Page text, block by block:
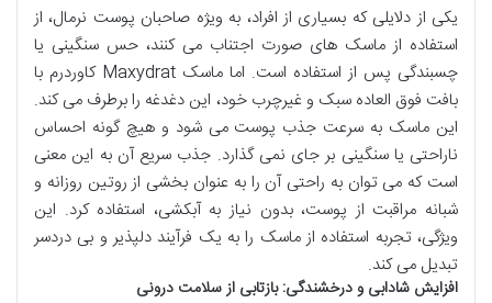
یکی از دلایلی که بسیاری از افراد، به ویژه صاحبان پوست نرمال، از
استفاده از ماسک های صورت اجتناب می کنند، حس سنگینی یا
چسبندگی پس از استفاده است. اما ماسک Maxydrat کاوردرم با
بافت فوق العاده سبک و غیرچرب خود، این دغدغه را برطرف می کند.
این ماسک به سرعت جذب پوست می شود و هیچ گونه احساس
ناراحتی یا سنگینی بر جای نمی گذارد. جذب سریع آن به این معنی
است که می توان به راحتی آن را به عنوان بخشی از روتین روزانه و
شبانه مراقبت از پوست، بدون نیاز به آبکشی، استفاده کرد. این
ویژگی، تجربه استفاده از ماسک را به یک فرآیند دلپذیر و بی دردسر
تبدیل می کند.
افزایش شادابی و درخشندگی: بازتابی از سلامت درونی